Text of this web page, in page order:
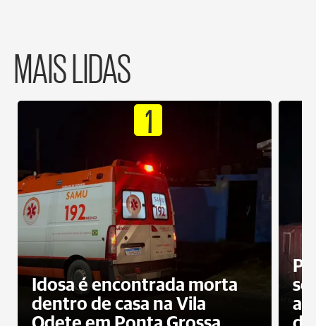
MAIS LIDAS
1
Idosa é encontrada morta
dentro de casa na Vila